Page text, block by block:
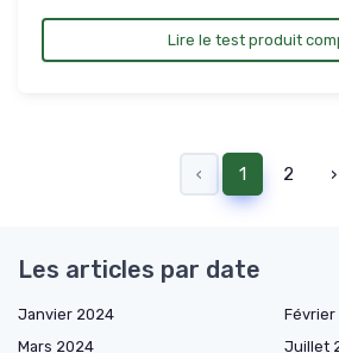
Lire le test produit
‹ 1 2 ›
Les articles par date
Janvier 2024
Mars 2024
Juillet